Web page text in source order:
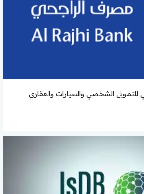
الشخصي والسيارات والعقاري